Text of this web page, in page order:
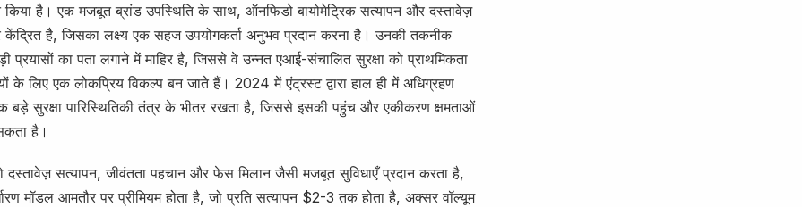
किया है। एक मजबूत ब्रांड उपस्थिति के साथ, ऑनफिडो बायोमेट्रिक सत्यापन और दस्तावेज़
केंद्रित है, जिसका लक्ष्य एक सहज उपयोगकर्ता अनुभव प्रदान करना है। उनकी तकनीक
प्रयासों का पता लगाने में माहिर है, जिससे वे उन्नत एआई-संचालित सुरक्षा को प्राथमिकता
के लिए एक लोकप्रिय विकल्प बन जाते हैं। 2024 में एंट्रस्ट द्वारा हाल ही में अधिग्रहण
बड़े सुरक्षा पारिस्थितिकी तंत्र के भीतर रखता है, जिससे इसकी पहुंच और एकीकरण क्षमताओं
है।
सत्यापन, जीवंतता पहचान और फेस मिलान जैसी मजबूत सुविधाएँ प्रदान करता है,
मॉडल आमतौर पर प्रीमियम होता है, जो प्रति सत्यापन $2-3 तक होता है, अक्सर वॉल्यूम